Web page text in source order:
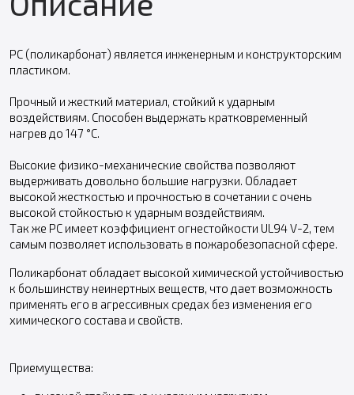
PC (поликарбонат) является инженерным и конструкторским
пластиком.
Прочный и жесткий материал, стойкий к ударным
воздействиям. Способен выдержать кратковременный
нагрев до 147 °С.
Высокие физико-механические свойства позволяют
выдерживать довольно большие нагрузки. Обладает
высокой жесткостью и прочностью в сочетании с очень
высокой стойкостью к ударным воздействиям.
Так же PC имеет коэффициент огнестойкости UL94 V-2, тем
самым позволяет использовать в пожаробезопасной сфере.
Поликарбонат обладает высокой химической устойчивостью
к большинству неинертных веществ, что дает возможность
применять его в агрессивных средах без изменения его
химического состава и свойств.
Приемущества: